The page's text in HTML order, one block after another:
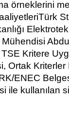
örneklerini
Kritere
Ortak
ENEC
ile kullanılan